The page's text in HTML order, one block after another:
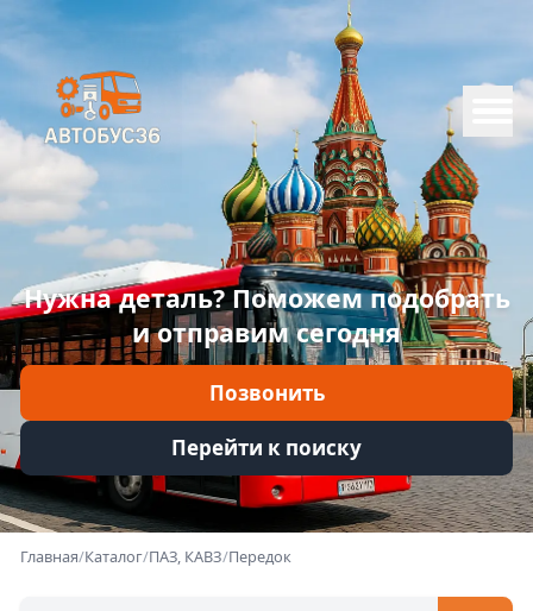
Нужна деталь? Поможем подобрать
и отправим сегодня
Позвонить
Перейти к поиску
Меню
Главная
Каталог
Марки
Информация
Главная/Каталог/ПАЗ, КАВЗ/Передок